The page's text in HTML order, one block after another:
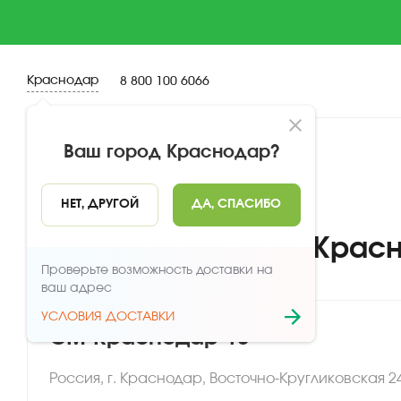
Краснодар
Ваш город Краснодар?
НЕТ, ДРУГОЙ ДА, СПАСИБО
Проверьте возможность доставки на
ваш адрес
УСЛОВИЯ ДОСТАВКИ
8 800 100 6066
Главная Наши рестораны | Spoke, Краснодар
Рестораны Spoke в
СМ-Краснодар-13
Россия, г. Краснодар, Восточно-Кругликовская